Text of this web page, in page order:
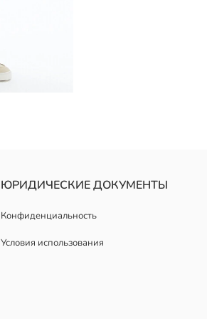
ЮРИДИЧЕСКИЕ ДОКУМЕНТЫ
Конфиденциальность
Условия использования